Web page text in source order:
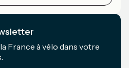
France à vélo dans votre